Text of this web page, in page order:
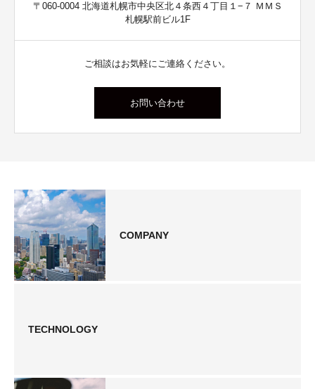
〒060-0004 北海道札幌市中央区北４条西４丁目１−７ ＭＭＳ
札幌駅前ビル1F
ご相談はお気軽にご連絡ください。
お問い合わせ
COMPANY
TECHNOLOGY